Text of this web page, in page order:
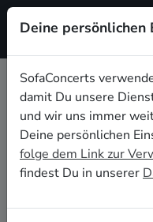
Soul Live-
Du bist gerade in
und möchtest jetzt die
Einweihungsparty in
Deine persönlichen
SofaConcerts
damit Du unsere
und wir uns immer
Deine persönlichen
folge dem Link zur
findest Du in unserer